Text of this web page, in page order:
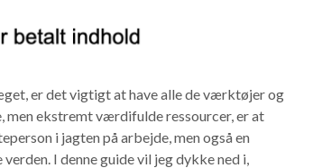
er det vigtigt at have alle de værktøjer og
men ekstremt værdifulde ressourcer, er at
i jagten på arbejde, men også en
I denne guide vil jeg dykke ned i,